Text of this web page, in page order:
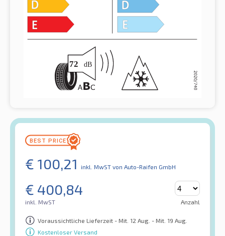
€ 100,21 inkl. MwST von Auto-Raifen GmbH
€ 400,84
inkl. MwST Anzahl
Voraussichtliche Lieferzeit - Mit. 12 Aug. - Mit. 19 Aug.
Kostenloser Versand